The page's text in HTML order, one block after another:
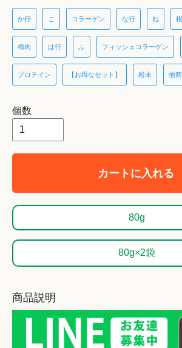
か行 こ コラーゲン な行 ね
梅肉 は行 ふ フィッシュコラーゲン
プロテイン 【お得なセット】 粉末 他
個数
カートに入れる
80g
80g×2袋
商品説明